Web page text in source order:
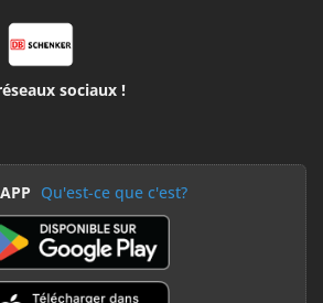
sociaux !
Qu'est-ce que c'est?